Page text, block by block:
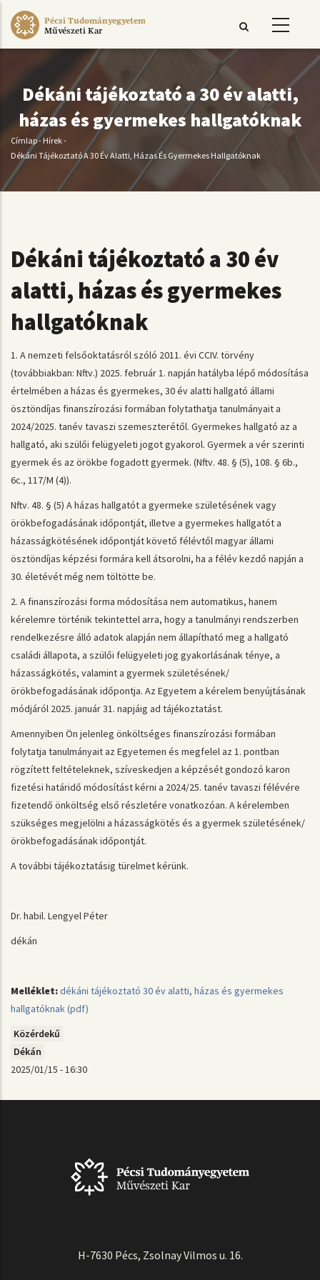
Ugrás
Pécsi Tudományegyetem
Művészeti Kar
Dékáni tájékoztató a 30 év alatti,
házas és gyermekes hallgatóknak
Morzsa
Címlap-Hírek-
Dékáni Tájékoztató A 30 Év Alatti, Házas És Gyermekes Hallgatóknak
Dékáni tájékoztató a 30 év
alatti, házas és gyermekes
hallgatóknak
1. A nemzeti felsőoktatásról szóló 2011. évi CCIV. törvény
(továbbiakban: Nftv.) 2025. február 1. napján hatályba lépő módosítása
értelmében a házas és gyermekes, 30 év alatti hallgató állami
ösztöndíjas finanszírozási formában folytathatja tanulmányait a
2024/2025. tanév tavaszi szemeszterétől. Gyermekes hallgató az a
hallgató, aki szülői felügyeleti jogot gyakorol. Gyermek a vér szerinti
gyermek és az örökbe fogadott gyermek. (Nftv. 48. § (5), 108. § 6b.,
6c., 117/M (4)).
Nftv. 48. § (5) A házas hallgatót a gyermeke születésének vagy
örökbefogadásának időpontját, illetve a gyermekes hallgatót a
házasságkötésének időpontját követő félévtől magyar állami
ösztöndíjas képzési formára kell átsorolni, ha a félév kezdő napján a
30. életévét még nem töltötte be.
2. A finanszírozási forma módosítása nem automatikus, hanem
kérelemre történik tekintettel arra, hogy a tanulmányi rendszerben
rendelkezésre álló adatok alapján nem állapítható meg a hallgató
családi állapota, a szülői felügyeleti jog gyakorlásának ténye, a
házasságkötés, valamint a gyermek születésének/
örökbefogadásának időpontja. Az Egyetem a kérelem benyújtásának
módjáról 2025. január 31. napjáig ad tájékoztatást.
Amennyiben Ön jelenleg önköltséges finanszírozási formában
folytatja tanulmányait az Egyetemen és megfelel az 1. pontban
rögzített feltételeknek, szíveskedjen a képzését gondozó karon
fizetési határidő módosítást kérni a 2024/25. tanév tavaszi félévére
fizetendő önköltség első részletére vonatkozóan. A kérelemben
szükséges megjelölni a házasságkötés és a gyermek születésének/
örökbefogadásának időpontját.
A további tájékoztatásig türelmet kérünk.
Dr. habil. Lengyel Péter
dékán
Melléklet:dékáni tájékoztató 30 év alatti, házas és gyermekes
hallgatóknak (pdf)
Közérdekű
Dékán
2025/01/15 - 16:30
H-7630 Pécs, Zsolnay Vilmos u. 16.